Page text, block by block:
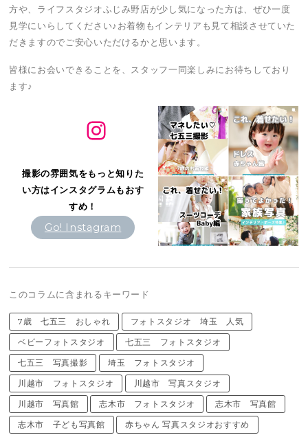
方や、ライフスタジオふじみ野店が少し気になった方は、ぜひ一度
見学にいらしてください♪お着物もインテリアも見て相談させていた
だきますのでご安心いただけるかと思います。
皆様にお会いできることを、スタッフ一同楽しみにお待ちしており
ます♪
撮影の雰囲気をもっと知りた
い方はインスタグラムもおす
すめ！
Go! Instagram
このコラムに含まれるキーワード
7歳 七五三 おしゃれ
フォトスタジオ 埼玉 人気
ベビーフォトスタジオ
七五三 フォトスタジオ
七五三 写真撮影
埼玉 フォトスタジオ
川越市 フォトスタジオ
川越市 写真スタジオ
川越市 写真館
志木市 フォトスタジオ
志木市 写真館
志木市 子ども写真館
赤ちゃん 写真スタジオおすすめ